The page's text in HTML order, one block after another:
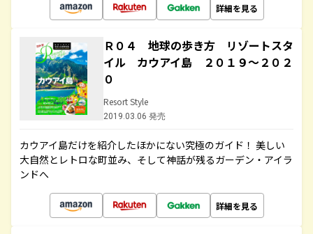
詳細を見る
Ｒ０４ 地球の歩き方 リゾートスタ
イル カウアイ島 ２０１９～２０２
０
Resort Style
2019.03.06 発売
カウアイ島だけを紹介したほかにない究極のガイド！ 美しい
大自然とレトロな町並み、そして神話が残るガーデン・アイラ
ンドへ
詳細を見る